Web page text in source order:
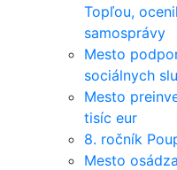
Topľou,
samosprávy
Mesto
sociálnych
Mesto
tisíc eur
8. ročník
Mesto